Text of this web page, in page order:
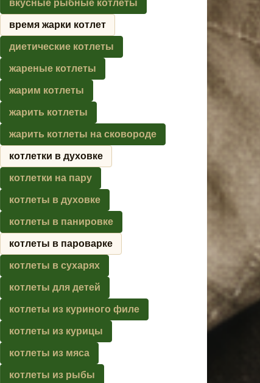
вкусные рыбные котлеты
время жарки котлет
диетические котлеты
жареные котлеты
жарим котлеты
жарить котлеты
жарить котлеты на сковороде
котлетки в духовке
котлетки на пару
котлеты в духовке
котлеты в панировке
котлеты в пароварке
котлеты в сухарях
котлеты для детей
котлеты из куриного филе
котлеты из курицы
котлеты из мяса
котлеты из рыбы